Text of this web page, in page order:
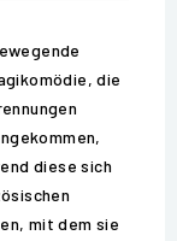
die
diese sich
mit dem sie